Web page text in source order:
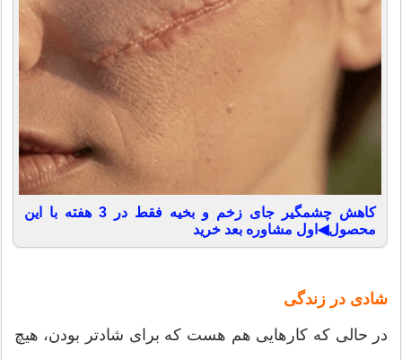
کاهش چشمگیر جای زخم و بخیه فقط در 3 هفته با این
محصول◀اول مشاوره بعد خرید
شادی در زندگی
در حالی که کارهایی هم هست که برای شادتر بودن، هیچ